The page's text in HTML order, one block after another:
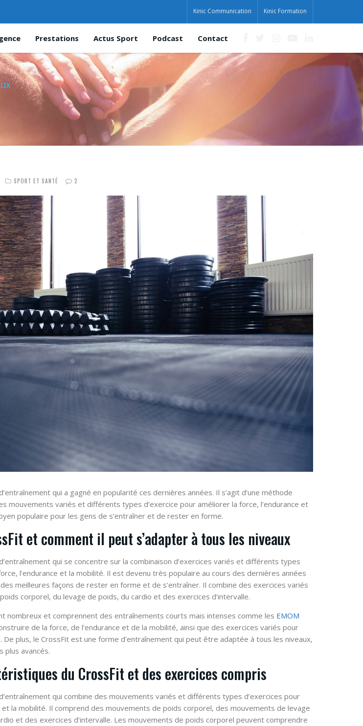
Kinic Communication Kinic Formation
Prestations Actus Sport Podcast Contact
SPORT ET SANTÉ 2
qui a gagné en popularité ces dernières années. Il s’agit d’une méthode
mouvements variés et différents types d’exercice pour améliorer la force, l’endurance et
populaire pour les gens de s’entraîner et de rester en forme.
et comment il peut s’adapter à tous les niveaux
qui se concentre sur la combinaison d’exercices variés et différents types
l’endurance et la mobilité. Il est devenu très populaire au cours des dernières années
meilleures façons de rester en forme et de s’entraîner. Il combine des exercices variés
corporel, du levage de poids, du cardio et des exercices d’intervalle.
nombreux et comprennent des entraînements courts mais intenses comme les EMOM
de la force, de l’endurance et de la mobilité, ainsi que des exercices variés pour
De plus, le CrossFit est une forme d’entraînement qui peut être adaptée à tous les niveaux,
plus avancés.
du CrossFit et des exercices compris
qui combine des mouvements variés et différents types d’exercices pour
et la mobilité. Il comprend des mouvements de poids corporel, des mouvements de levage
et des exercices d’intervalle. Les mouvements de poids corporel peuvent comprendre